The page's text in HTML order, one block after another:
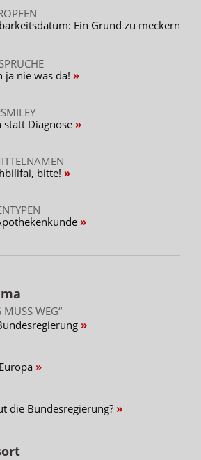
Ein Grund zu meckern
ja nie was da!
statt Diagnose
bitte!
MUSS WEG“
die Bundesregierung?